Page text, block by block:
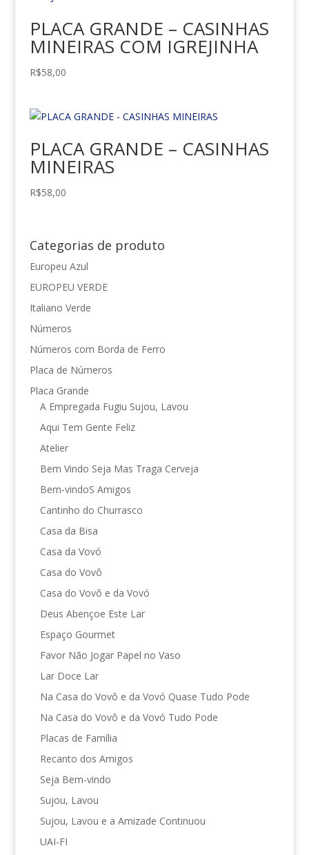
PLACA GRANDE – CASINHAS
MINEIRAS COM IGREJINHA
R$58,00
PLACA GRANDE – CASINHAS
MINEIRAS
R$58,00
Categorias de produto
Europeu Azul
EUROPEU VERDE
Italiano Verde
Números
Números com Borda de Ferro
Placa de Números
Placa Grande
A Empregada Fugiu Sujou, Lavou
Aqui Tem Gente Feliz
Atelier
Bem Vindo Seja Mas Traga Cerveja
Bem-vindoS Amigos
Cantinho do Churrasco
Casa da Bisa
Casa da Vovó
Casa do Vovô
Casa do Vovô e da Vovó
Deus Abençoe Este Lar
Espaço Gourmet
Favor Não Jogar Papel no Vaso
Lar Doce Lar
Na Casa do Vovô e da Vovó Quase Tudo Pode
Na Casa do Vovô e da Vovó Tudo Pode
Placas de Família
Recanto dos Amigos
Seja Bem-vindo
Sujou, Lavou
Sujou, Lavou e a Amizade Continuou
UAI-FI